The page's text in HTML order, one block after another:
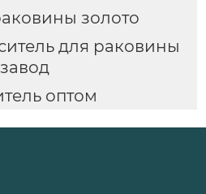
золото
для раковины
завод
оптом